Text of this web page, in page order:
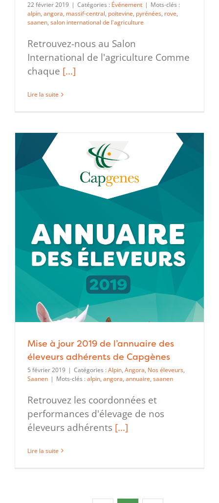
22 février 2019 | Catégories : Événement | Mots-clés :
alpin, angora, massif-central, poitevine, pyrénées, rove,
saanen, salon international de l'agriculture
Retrouvez-nous au Salon
International de l'agriculture Comme
chaque [...]
Lire la suite
Mise à jour 2019 de l’annuaire des
éleveurs adhérents de Capgènes
5 février 2019 | Catégories : Alpin, Angora, Nos éleveurs,
Saanen | Mots-clés : alpin, angora, annuaire, saanen
Retrouvez les coordonnées et
performances d'élevage de nos
éleveurs adhérents [...]
Lire la suite